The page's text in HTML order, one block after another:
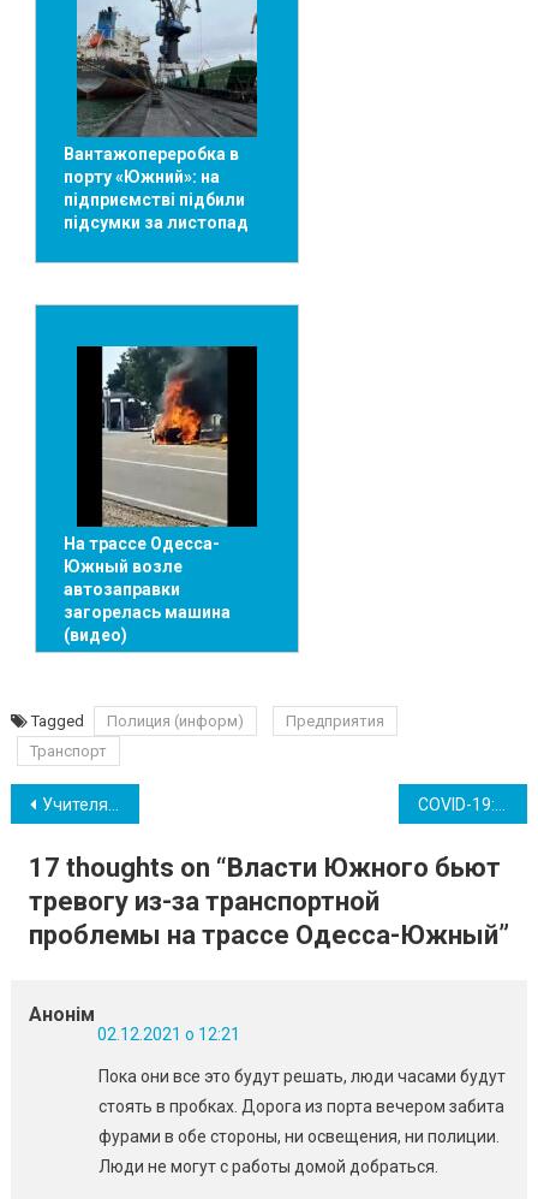
Вантажопереробка в
порту «Южний»: на
підприємстві підбили
підсумки за листопад
На трассе Одесса-
Южный возле
автозаправки
загорелась машина
(видео)
Tagged Полиция (информ)
Предприятия
Транспорт
Навігація
записів
Учителям в Украине пересчитали зарплаты: кому повысили больше других
17 thoughts on “Власти Южного бьют
тревогу из-за транспортной
проблемы на трассе Одесса-Южный”
Анонім
02.12.2021 о 12:21
Пока они все это будут решать, люди часами будут
стоять в пробках. Дорога из порта вечером забита
фурами в обе стороны, ни освещения, ни полиции.
Люди не могут с работы домой добраться.